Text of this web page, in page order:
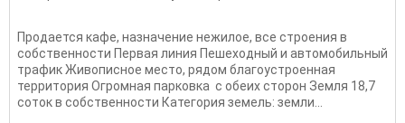
Продается кафе, назначение нежилое, все строения в
собственности Первая линия Пешеходный и автомобильный
трафик Живописное место, рядом благоустроенная
территория Огромная парковка с обеих сторон Земля 18,7
соток в собственности Категория земель: земли...